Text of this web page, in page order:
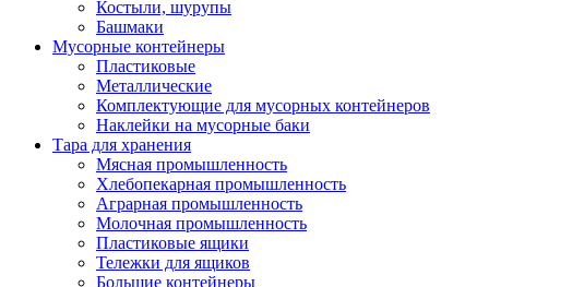
Костыли, шурупы
Башмаки
Мусорные контейнеры
Пластиковые
Металлические
Комплектующие для мусорных контейнеров
Наклейки на мусорные баки
Тара для хранения
Мясная промышленность
Хлебопекарная промышленность
Аграрная промышленность
Молочная промышленность
Пластиковые ящики
Тележки для ящиков
Большие контейнеры